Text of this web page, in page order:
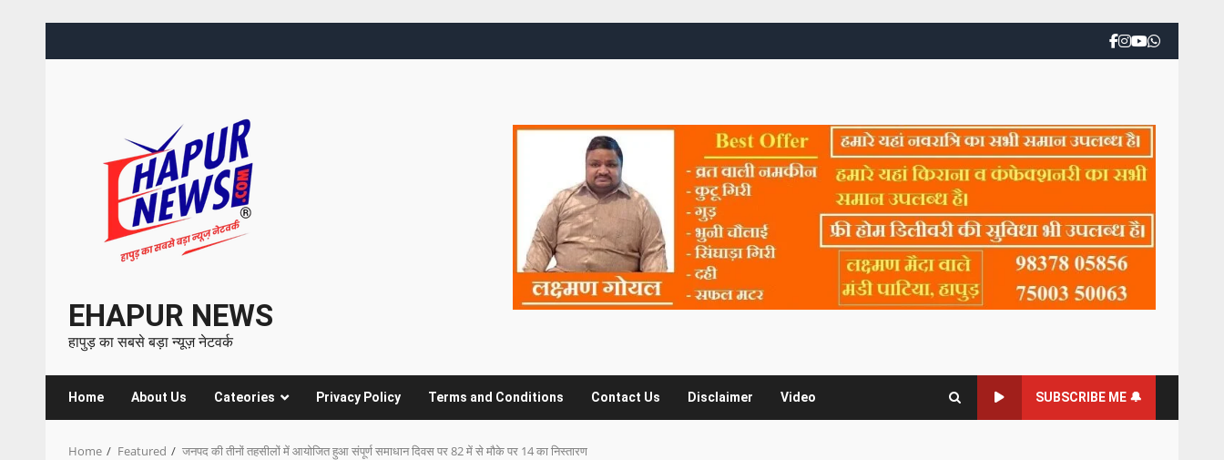
EHAPUR NEWS
हापुड़ का सबसे बड़ा न्यूज़ नेटवर्क
Home About Us Cateories Privacy Policy Terms and Conditions Contact Us Disclaimer Video SUBSCRIBE ME 🔔
Home Featured जनपद की तीनों तहसीलों में आयोजित हुआ संपूर्ण समाधान दिवस पर 82 में से मौके पर 14 का निस्तारण